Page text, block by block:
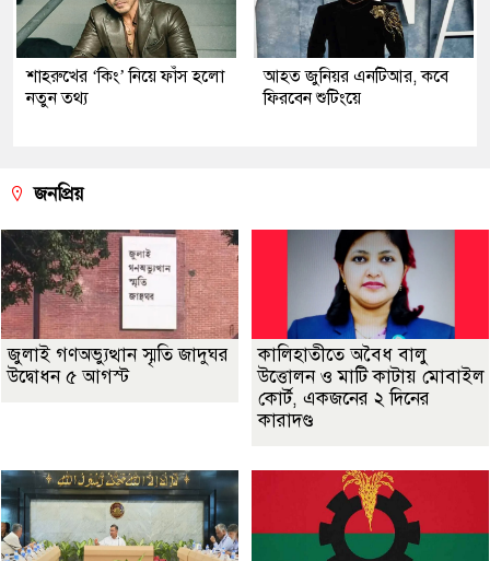
শাহরুখের ‘কিং’ নিয়ে ফাঁস হলো
নতুন তথ্য
আহত জুনিয়র এনটিআর, কবে
ফিরবেন শুটিংয়ে
জনপ্রিয়
জুলাই গণঅভ্যুত্থান স্মৃতি জাদুঘর
উদ্বোধন ৫ আগস্ট
কালিহাতীতে অবৈধ বালু
উত্তোলন ও মাটি কাটায় মোবাইল
কোর্ট, একজনের ২ দিনের
কারাদণ্ড